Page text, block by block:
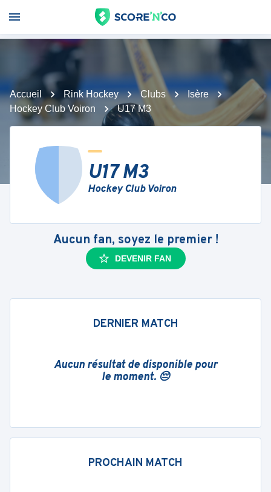
Accueil Rink Hockey Clubs
Isère
Hockey Club Voiron
U17 M3
U17 M3
Hockey Club Voiron
Aucun fan, soyez le premier !
DEVENIR FAN
DERNIER MATCH
Aucun résultat de disponible pour
le moment. 😔
PROCHAIN MATCH